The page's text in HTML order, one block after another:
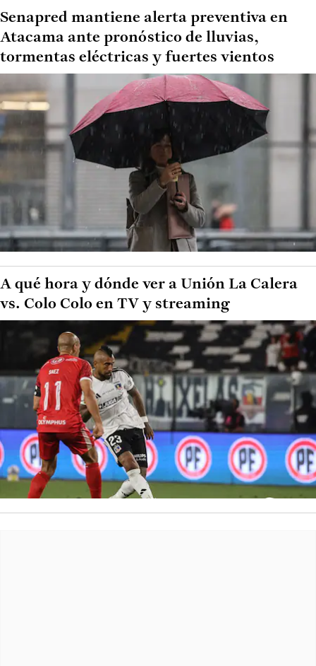
Senapred mantiene alerta preventiva en
Atacama ante pronóstico de lluvias,
tormentas eléctricas y fuertes vientos
A qué hora y dónde ver a Unión La Calera
vs. Colo Colo en TV y streaming